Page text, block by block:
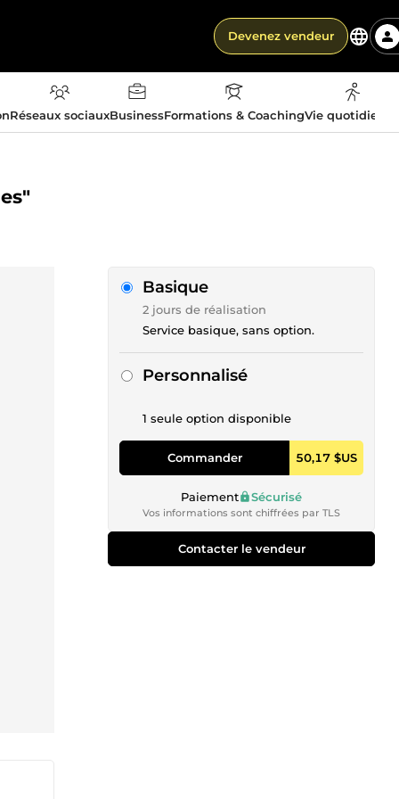
Devenez vendeur
Réseaux sociauxBusinessFormations & CoachingVie
Basique
2 jours de réalisation
Service basique, sans option.
Personnalisé
1 seule option disponible
Commander 50,17 $US
Paiement Sécurisé
Vos informations sont chiffrées par TLS
Contacter le vendeur